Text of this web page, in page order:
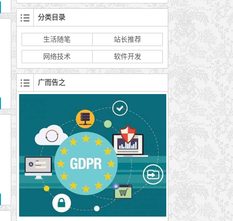
分类目录
生活随笔 站长推荐
网络技术 软件开发
广而告之